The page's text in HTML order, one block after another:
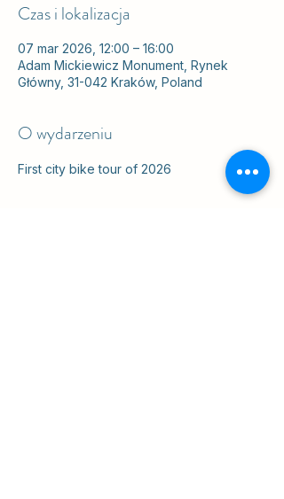
Czas i lokalizacja
07 mar 2026, 12:00 – 16:00
Adam Mickiewicz Monument, Rynek
Główny, 31-042 Kraków, Poland
O wydarzeniu
First city bike tour of 2026